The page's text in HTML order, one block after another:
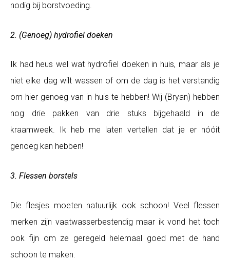
nodig bij borstvoeding.
2. (Genoeg) hydrofiel doeken
Ik had heus wel wat hydrofiel doeken in huis, maar als je
niet elke dag wilt wassen of om de dag is het verstandig
om hier genoeg van in huis te hebben! Wij (Bryan) hebben
nog drie pakken van drie stuks bijgehaald in de
kraamweek. Ik heb me laten vertellen dat je er nóóit
genoeg kan hebben!
3. Flessen borstels
Die flesjes moeten natuurlijk ook schoon! Veel flessen
merken zijn vaatwasserbestendig maar ik vond het toch
ook fijn om ze geregeld helemaal goed met de hand
schoon te maken.